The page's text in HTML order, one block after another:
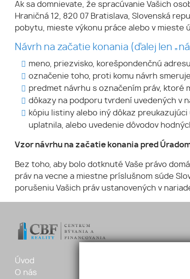
Ak sa domnievate, že spracúvanie Vašich
Hraničná 12, 820 07 Bratislava, Slovenská
pobytu, mieste výkonu práce alebo v mieste
Návrh na začatie konania (ďalej len
meno, priezvisko, korešpondenčnú
označenie toho, proti komu návrh
predmet návrhu s označením práv, ktoré
dôkazy na podporu tvrdení uvedených v
kópiu listiny alebo iný dôkaz
uplatnila, alebo uvedenie dôvodov
Vzor návrhu na začatie konania pred
Bez toho, aby bolo dotknuté Vaše právo
práv na vecne a miestne príslušnom súde
porušeniu Vašich práv ustanovených v
Úvod
O nás